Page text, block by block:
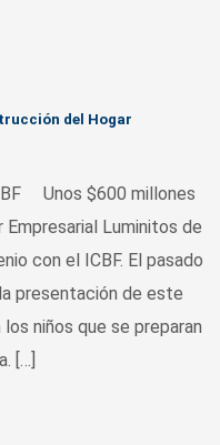
del Hogar
Unos $600 millones
Luminitos de
con el ICBF. El pasado
presentación de este
niños que se preparan
[…]